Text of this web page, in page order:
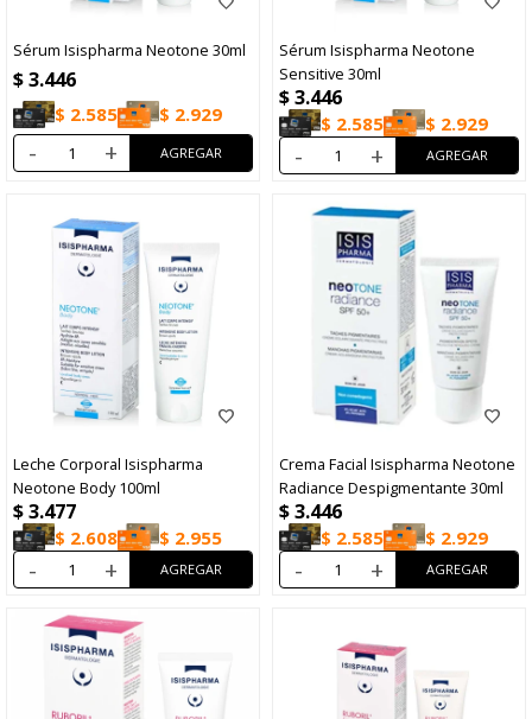
Sérum Isispharma Neotone 30ml
$3.446
$ 2.585 $ 2.929
- +
Sérum Isispharma Neotone
Sensitive 30ml
$3.446
$ 2.585 $ 2.929
- +
Leche Corporal Isispharma
Neotone Body 100ml
$3.477
$ 2.608 $ 2.955
- +
Crema Facial Isispharma Neotone
Radiance Despigmentante 30ml
$3.446
$ 2.585 $ 2.929
- +